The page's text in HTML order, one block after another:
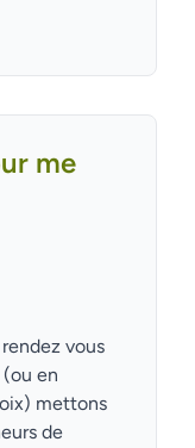
me
vous
en
mettons
de